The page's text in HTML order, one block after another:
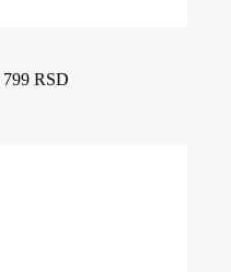
799 RSD